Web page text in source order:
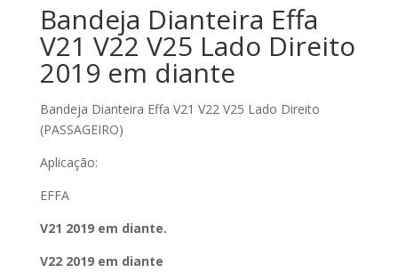
Bandeja Dianteira Effa
V21 V22 V25 Lado Direito
2019 em diante
Bandeja Dianteira Effa V21 V22 V25 Lado Direito
(PASSAGEIRO)
Aplicação:
EFFA
V21 2019 em diante.
V22 2019 em diante